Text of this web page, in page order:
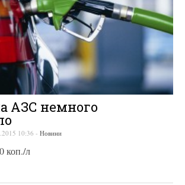
АЗС немного
10:36 - Новини
коп./л